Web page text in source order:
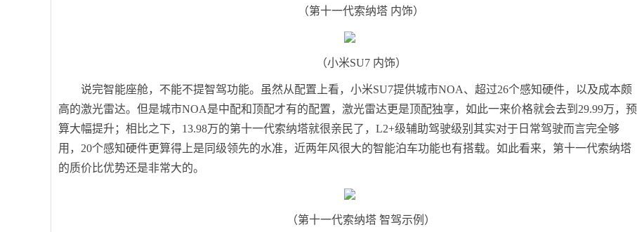
（第十一代索纳塔 内饰）
（小米SU7 内饰）
说完智能座舱，不能不提智驾功能。虽然从配置上看，小米SU7提供城市NOA、超过26个感知硬件，以及成本颇
高的激光雷达。但是城市NOA是中配和顶配才有的配置，激光雷达更是顶配独享，如此一来价格就会去到29.99万，预
算大幅提升；相比之下，13.98万的第十一代索纳塔就很亲民了，L2+级辅助驾驶级别其实对于日常驾驶而言完全够
用，20个感知硬件更算得上是同级领先的水准，近两年风很大的智能泊车功能也有搭载。如此看来，第十一代索纳塔
的质价比优势还是非常大的。
（第十一代索纳塔 智驾示例）